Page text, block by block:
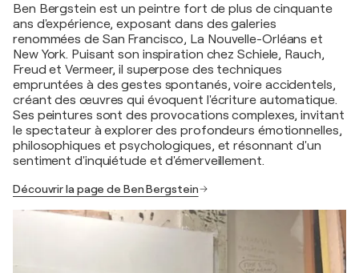
Ben Bergstein est un peintre fort de plus de cinquante
ans d'expérience, exposant dans des galeries
renommées de San Francisco, La Nouvelle-Orléans et
New York. Puisant son inspiration chez Schiele, Rauch,
Freud et Vermeer, il superpose des techniques
empruntées à des gestes spontanés, voire accidentels,
créant des œuvres qui évoquent l'écriture automatique.
Ses peintures sont des provocations complexes, invitant
le spectateur à explorer des profondeurs émotionnelles,
philosophiques et psychologiques, et résonnant d'un
sentiment d'inquiétude et d'émerveillement.
Découvrir la page de Ben Bergstein